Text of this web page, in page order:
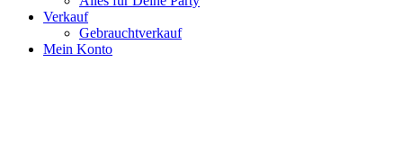
Verkauf
Gebrauchtverkauf
Mein Konto